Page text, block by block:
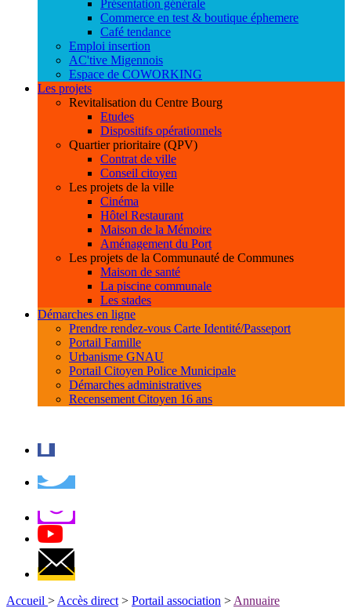
Présentation générale
Commerce en test & boutique éphemere
Café tendance
Emploi insertion
AC'tive Migennois
Espace de COWORKING
Les projets
Revitalisation du Centre Bourg
Etudes
Dispositifs opérationnels
Quartier prioritaire (QPV)
Contrat de ville
Conseil citoyen
Les projets de la ville
Cinéma
Hôtel Restaurant
Maison de la Mémoire
Aménagement du Port
Les projets de la Communauté de Communes
Maison de santé
La piscine communale
Les stades
Démarches en ligne
Prendre rendez-vous Carte Identité/Passeport
Portail Famille
Urbanisme GNAU
Portail Citoyen Police Municipale
Démarches administratives
Recensement Citoyen 16 ans
Accueil > Accès direct > Portail association > Annuaire